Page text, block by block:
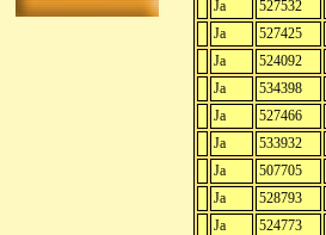
Ja
527532
Ja
527425
Ja
524092
Ja
534398
Ja
527466
Ja
533932
Ja
507705
Ja
528793
Ja
524773